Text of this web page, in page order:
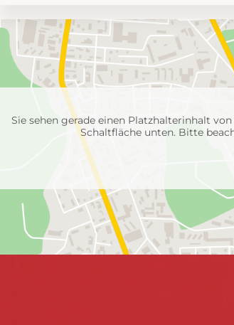
mit
Feuerwehr-
Einheiten
Sie sehen gerade einen Platzhalterinhalt
Schaltfläche unten. Bitte